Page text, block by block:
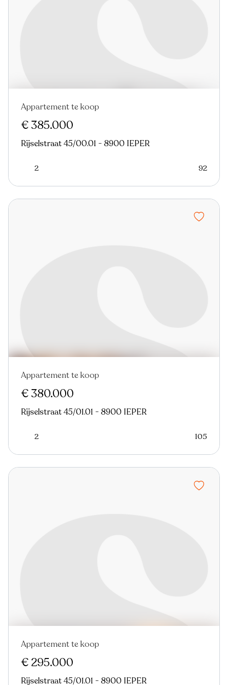
Nieuw
Appartement te koop
€ 385.000
Rijselstraat 45/00.01 - 8900 IEPER
2 92
Nieuw
Appartement te koop
€ 380.000
Rijselstraat 45/01.01 - 8900 IEPER
2 105
Nieuw
Appartement te koop
€ 295.000
Rijselstraat 45/01.01 - 8900 IEPER